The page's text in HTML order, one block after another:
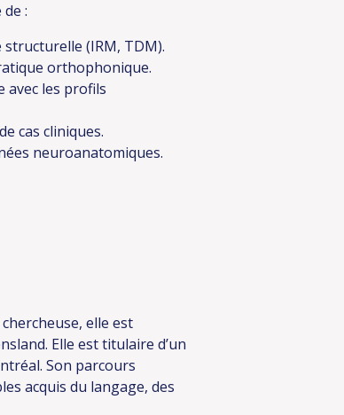
:
structurelle (IRM, TDM).
orthophonique.
avec les profils
cas cliniques.
neuroanatomiques.
elle est
Elle est titulaire d’un
Son parcours
acquis du langage, des